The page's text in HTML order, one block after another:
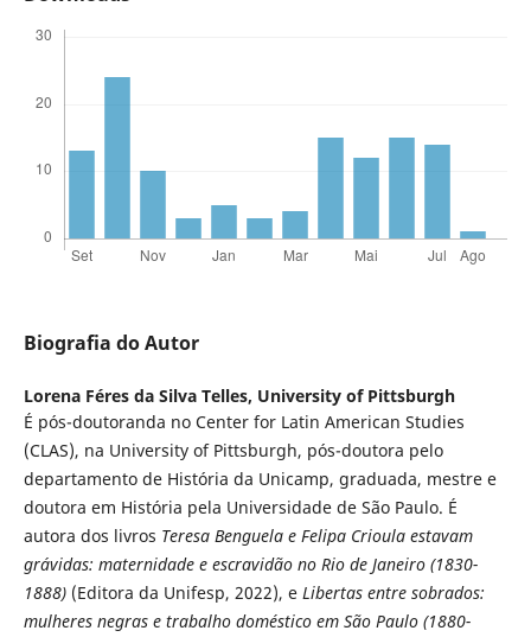
Biografia do Autor
Lorena Féres da Silva Telles, University of Pittsburgh
É pós-doutoranda no Center for Latin American Studies
(CLAS), na University of Pittsburgh, pós-doutora pelo
departamento de História da Unicamp, graduada, mestre e
doutora em História pela Universidade de São Paulo. É
autora dos livros Teresa Benguela e Felipa Crioula estavam
grávidas: maternidade e escravidão no Rio de Janeiro (1830-
1888)(Editora da Unifesp, 2022), e Libertas entre sobrados:
mulheres negras e trabalho doméstico em São Paulo (1880-